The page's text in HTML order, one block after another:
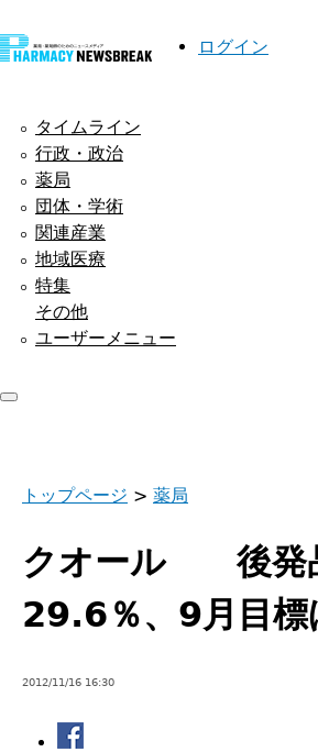
ログイン
タイムライン
行政・政治
薬局
団体・学術
関連産業
地域医療
特集
その他
ユーザーメニュー
トップページ > 薬局
クオール 後発
29.6％、9月目標
2012/11/16 16:30